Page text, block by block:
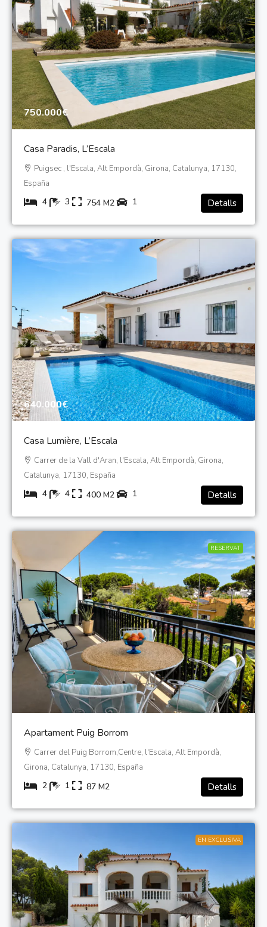
750.000€
Casa Paradis, L’Escala
Puigsec , l'Escala, Alt Empordà, Girona, Catalunya, 17130,
España
4 3 754 M2 1 Detalls
640.000€
Casa Lumière, L’Escala
Carrer de la Vall d'Aran, l'Escala, Alt Empordà, Girona,
Catalunya, 17130, España
4 4 400 M2 1 Detalls
RESERVAT
Apartament Puig Borrom
Carrer del Puig Borrom,Centre, l'Escala, Alt Empordà,
Girona, Catalunya, 17130, España
2 1 87 M2 Detalls
EN EXCLUSIVA